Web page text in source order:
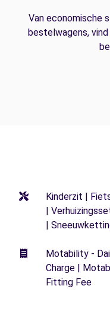
Van economische
bestelwagens,
Kinderzit |
|
|
Motability -
Charge |
Fitting Fee